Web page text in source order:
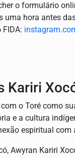
o formulário
hora antes
Kariri
o Toré como
e a cultura
espiritual com
Awyran Kariri